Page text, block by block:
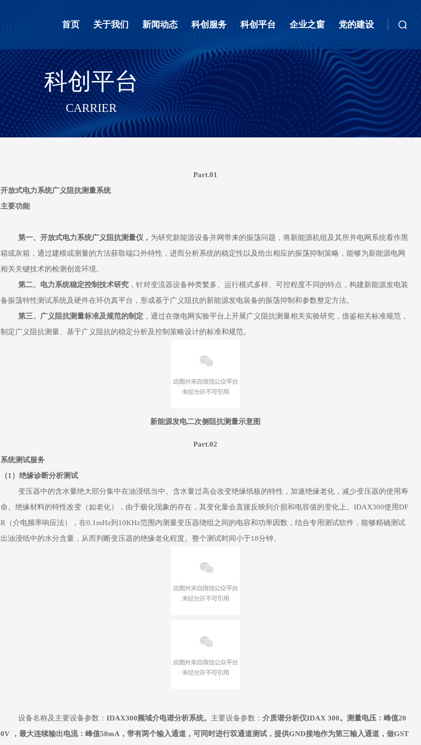
首页 关于我们 新闻动态 科创服务 科创平台 企业之窗 党的建设
科创平台
CARRIER
Part.01
开放式电力系统广义阻抗测量系统
主要功能
第一、开放式电力系统广义阻抗测量仪， 为研究新能源设备并网带来的振荡问题，将新能源机组及其所并电网系统看作黑
箱或灰箱，通过建模或测量的方法获取端口外特性，进而分析系统的稳定性以及给出相应的振荡抑制策略，能够为新能源电网
相关关键技术的检测创造环境。
第二、电力系统稳定控制技术研究 ，针对变流器设备种类繁多、运行模式多样、可控程度不同的特点，构建新能源发电装
备振荡特性测试系统及硬件在环仿真平台，形成基于广义阻抗的新能源发电装备的振荡抑制和参数整定方法。
第三、广义阻抗测量标准及规范的制定 ，通过在微电网实验平台上开展广义阻抗测量相关实验研究，借鉴相关标准规范，
制定广义阻抗测量、基于广义阻抗的稳定分析及控制策略设计的标准和规范。
新能源发电二次侧阻抗测量示意图
Part.02
系统测试服务
（1）绝缘诊断分析测试
变压器中的含水量绝大部分集中在油浸纸当中。含水量过高会改变绝缘纸板的特性，加速绝缘老化，减少变压器的使用寿
命。绝缘材料的特性改变（如老化），由于极化现象的存在，其变化量会直接反映到介损和电容值的变化上。IDAX300使用DF
R（介电频率响应法），在0.1mHz到10KHz范围内测量变压器绕组之间的电容和功率因数，结合专用测试软件，能够精确测试
出油浸纸中的水分含量，从而判断变压器的绝缘老化程度。整个测试时间小于18分钟。
设备名称及主要设备参数：IDAX300频域介电谱分析系统。 主要设备参数：介质谱分析仪IDAX 300。测量电压：峰值20
0V ，最大连续输出电流：峰值50mA，带有两个输入通道，可同时进行双通道测试，提供GND接地作为第三输入通道，做GST